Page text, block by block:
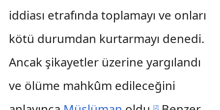
iddiası etrafında toplamayı ve onları
kötü durumdan kurtarmayı denedi.
Ancak şikayetler üzerine yargılandı
ve ölüme mahkûm edileceğini
[2]